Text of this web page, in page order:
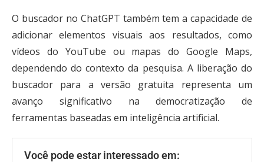
O buscador no ChatGPT também tem a capacidade de
adicionar elementos visuais aos resultados, como
vídeos do YouTube ou mapas do Google Maps,
dependendo do contexto da pesquisa. A liberação do
buscador para a versão gratuita representa um
avanço significativo na democratização de
ferramentas baseadas em inteligência artificial.
Você pode estar interessado em: